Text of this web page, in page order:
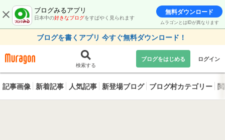
ブログみるアプリ
日本中の好きなブログをすばやく見られます
無料ダウンロード
ムラゴンとはIDが異なります
ブログを書くアプリ 今すぐ無料ダウンロード！
検索する
ブログをはじめる ログイン
記事画像 新着記事 人気記事 新登場ブログ ブログ村カテゴリー